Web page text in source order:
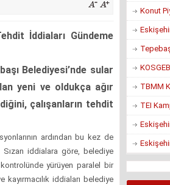
İddiaları Gündeme
Belediyesi’nde sular
yeni ve oldukça ağır
çalışanların tehdit
ardından bu kez de
iddialara göre, belediye
yürüyen paralel bir
iddiaları belediye
Konut
TBMM
TEI